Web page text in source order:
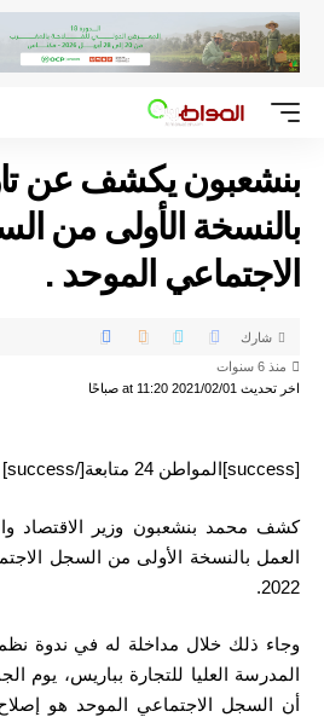
بنشعبون يكشف عن
بالنسخة الأولى من
الاجتماعي الموحد .
اخر تحديث 2021/02/01 at 11:20 صباحًا
منذ 6 سنوات
شارك
[success]المواطن 24 متابعة[/success]
كشف محمد بنشعبون وزير الاقتصاد
العمل بالنسخة الأولى من السجل
2022.
وجاء ذلك خلال مداخلة له في ندوة
المدرسة العليا للتجارة بباريس، يوم
أن السجل الاجتماعي الموحد هو